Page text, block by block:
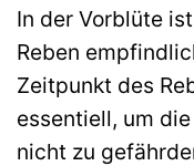
In der Vorblüte
Reben
Zeitpunkt des
essentiell, um
nicht zu